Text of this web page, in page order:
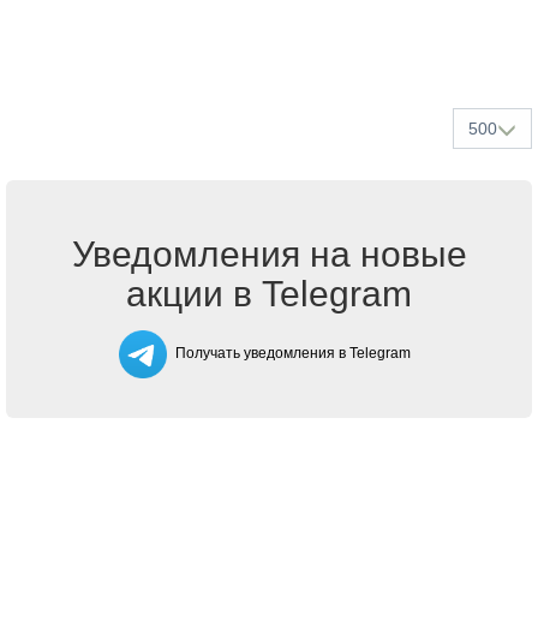
500
Уведомления на новые
акции в Telegram
Получать уведомления в Telegram